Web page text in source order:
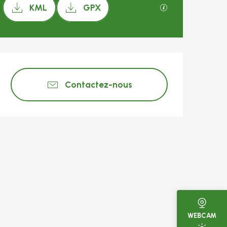
WEBCAM
Documentation
KML GPX
et
Contactez-nous